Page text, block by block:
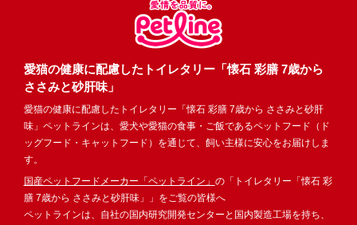
愛猫の健康に配慮したトイレタリー「懐石 彩膳 7歳から
ささみと砂肝味」
愛猫の健康に配慮したトイレタリー「懐石 彩膳 7歳から ささみと砂肝
味」ペットラインは、愛犬や愛猫の食事・ご飯であるペットフード（ド
ッグフード・キャットフード）を通じて、飼い主様に安心をお届けしま
す。
国産ペットフードメーカー「ペットライン」 の「トイレタリー「懐石 彩
膳 7歳から ささみと砂肝味」」をご覧の皆様へ
ペットラインは、自社の国内研究開発センターと国内製造工場を持ち、